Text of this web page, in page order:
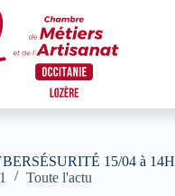
15/04 à 14H
Toute l'actu